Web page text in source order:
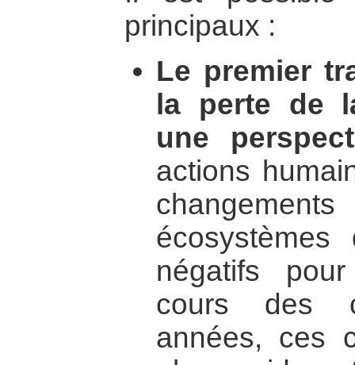
principaux :
Le premier
la perte de
une
actions
négatifs
cours des
années, ces